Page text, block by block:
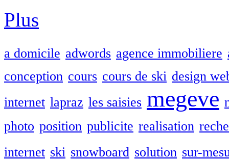
Plus
a domicile adwords agence immobiliere
conception cours cours de ski design
internet lapraz les saisies megeve
photo position publicite realisation
internet ski snowboard solution sur-